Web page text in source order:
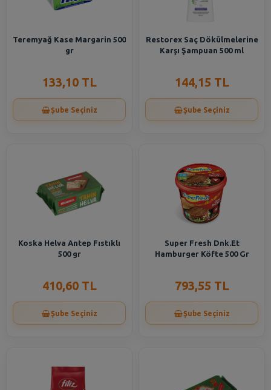
Teremyağ Kase Margarin 500
gr
133,10 TL
Şube Seçiniz
Restorex Saç Dökülmelerine
Karşı Şampuan 500 ml
144,15 TL
Şube Seçiniz
Koska Helva Antep Fıstıklı
500 gr
410,60 TL
Şube Seçiniz
Super Fresh Dnk.Et
Hamburger Köfte 500 Gr
793,55 TL
Şube Seçiniz